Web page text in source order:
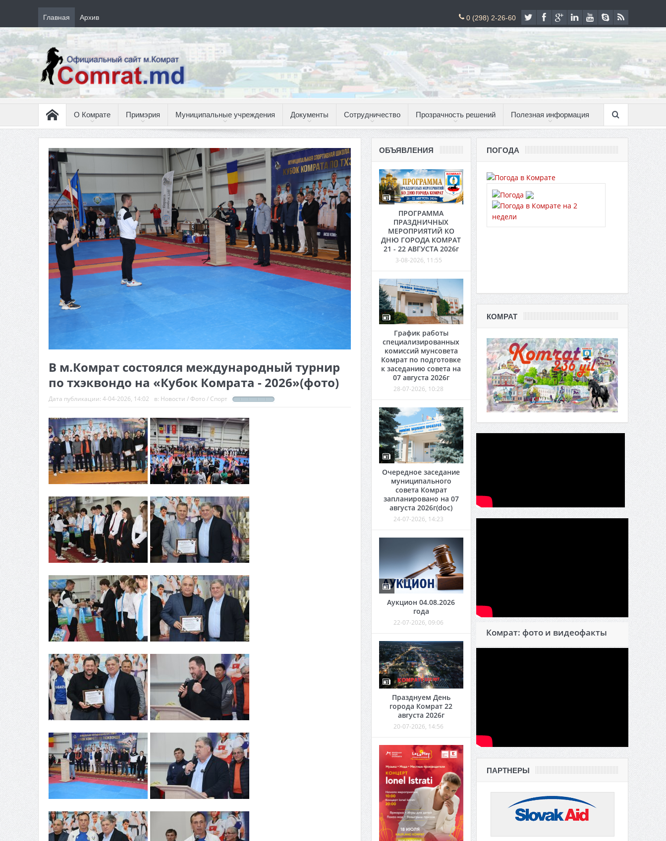
Главная Архив 0 (298) 2-26-60
О Комрате Примэрия Муниципальные учреждения Документы Сотрудничество Прозрачность решений Полезная информация
В м.Комрат состоялся международный турнир
по тхэквондо на «Кубок Комрата - 2026»(фото)
Дата публикации: 4-04-2026, 14:02 в: Новости / Фото/ Спорт
ОБЪЯВЛЕНИЯ
ПРОГРАММА
ПРАЗДНИЧНЫХ
МЕРОПРИЯТИЙ КО
ДНЮ ГОРОДА КОМРАТ
21 - 22 АВГУСТА 2026г
3-08-2026, 11:55
График работы
специализированных
комиссий мунсовета
Комрат по подготовке
к заседанию совета на
07 августа 2026г
28-07-2026, 10:28
Очередное заседание
муниципального
совета Комрат
запланировано на 07
августа 2026г(doc)
24-07-2026, 14:23
Аукцион 04.08.2026
года
22-07-2026, 09:06
Празднуем День
города Комрат 22
августа 2026г
20-07-2026, 14:56
ПОГОДА
КОМРАТ
Комрат: фото и видеофакты
ПАРТНЕРЫ